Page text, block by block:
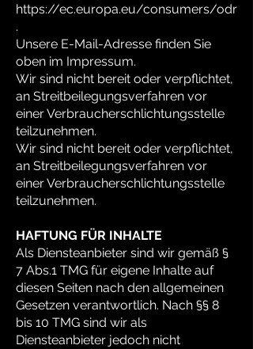
https://ec.europa.eu/consumers/odr
.
Unsere E-Mail-Adresse finden Sie
oben im Impressum.
Wir sind nicht bereit oder verpflichtet,
an Streitbeilegungsverfahren vor
einer Verbraucherschlichtungsstelle
teilzunehmen.
Wir sind nicht bereit oder verpflichtet,
an Streitbeilegungsverfahren vor
einer Verbraucherschlichtungsstelle
teilzunehmen.
HAFTUNG FÜR INHALTE
Als Diensteanbieter sind wir gemäß §
7 Abs.1 TMG für eigene Inhalte auf
diesen Seiten nach den allgemeinen
Gesetzen verantwortlich. Nach §§ 8
bis 10 TMG sind wir als
Diensteanbieter jedoch nicht